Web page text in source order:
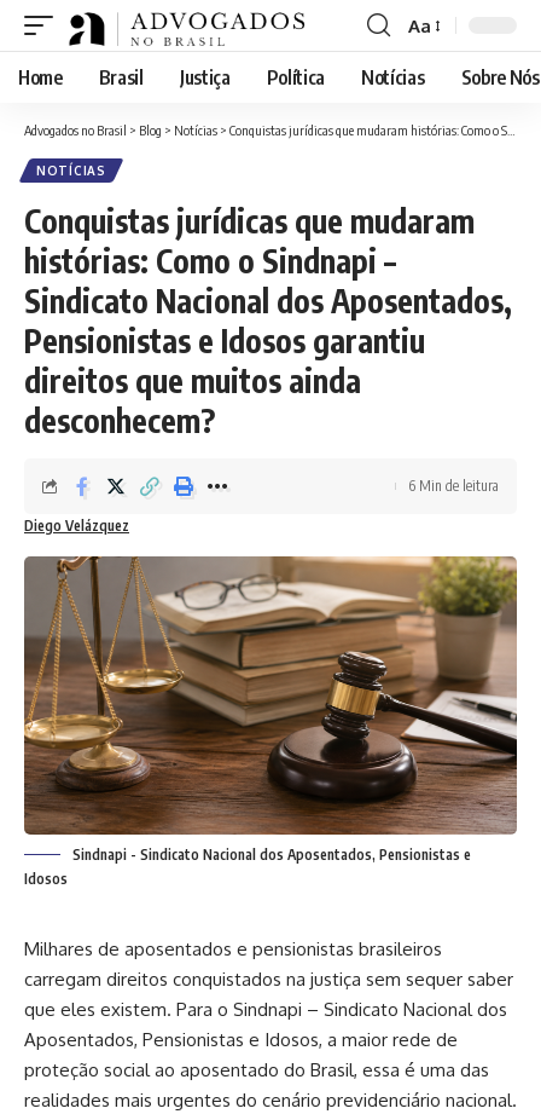
Font
Resizer
Aa
Home Brasil Justiça Política Notícias Sobre Nós
Advogados no Brasil > Blog > Notícias > Conquistas jurídicas que mudaram histórias: Como o Sindnapi – Sindicato Nacional dos Aposentados, Pensionistas e Idosos garantiu direitos que muitos ainda desconhecem?
NOTÍCIAS
Conquistas jurídicas que mudaram
histórias: Como o Sindnapi –
Sindicato Nacional dos Aposentados,
Pensionistas e Idosos garantiu
direitos que muitos ainda
desconhecem?
Diego Velázquez
6 Min de leitura
Sindnapi - Sindicato Nacional dos Aposentados, Pensionistas e
Idosos
Milhares de aposentados e pensionistas brasileiros
carregam direitos conquistados na justiça sem sequer saber
que eles existem. Para o Sindnapi – Sindicato Nacional dos
Aposentados, Pensionistas e Idosos, a maior rede de
proteção social ao aposentado do Brasil, essa é uma das
realidades mais urgentes do cenário previdenciário nacional.